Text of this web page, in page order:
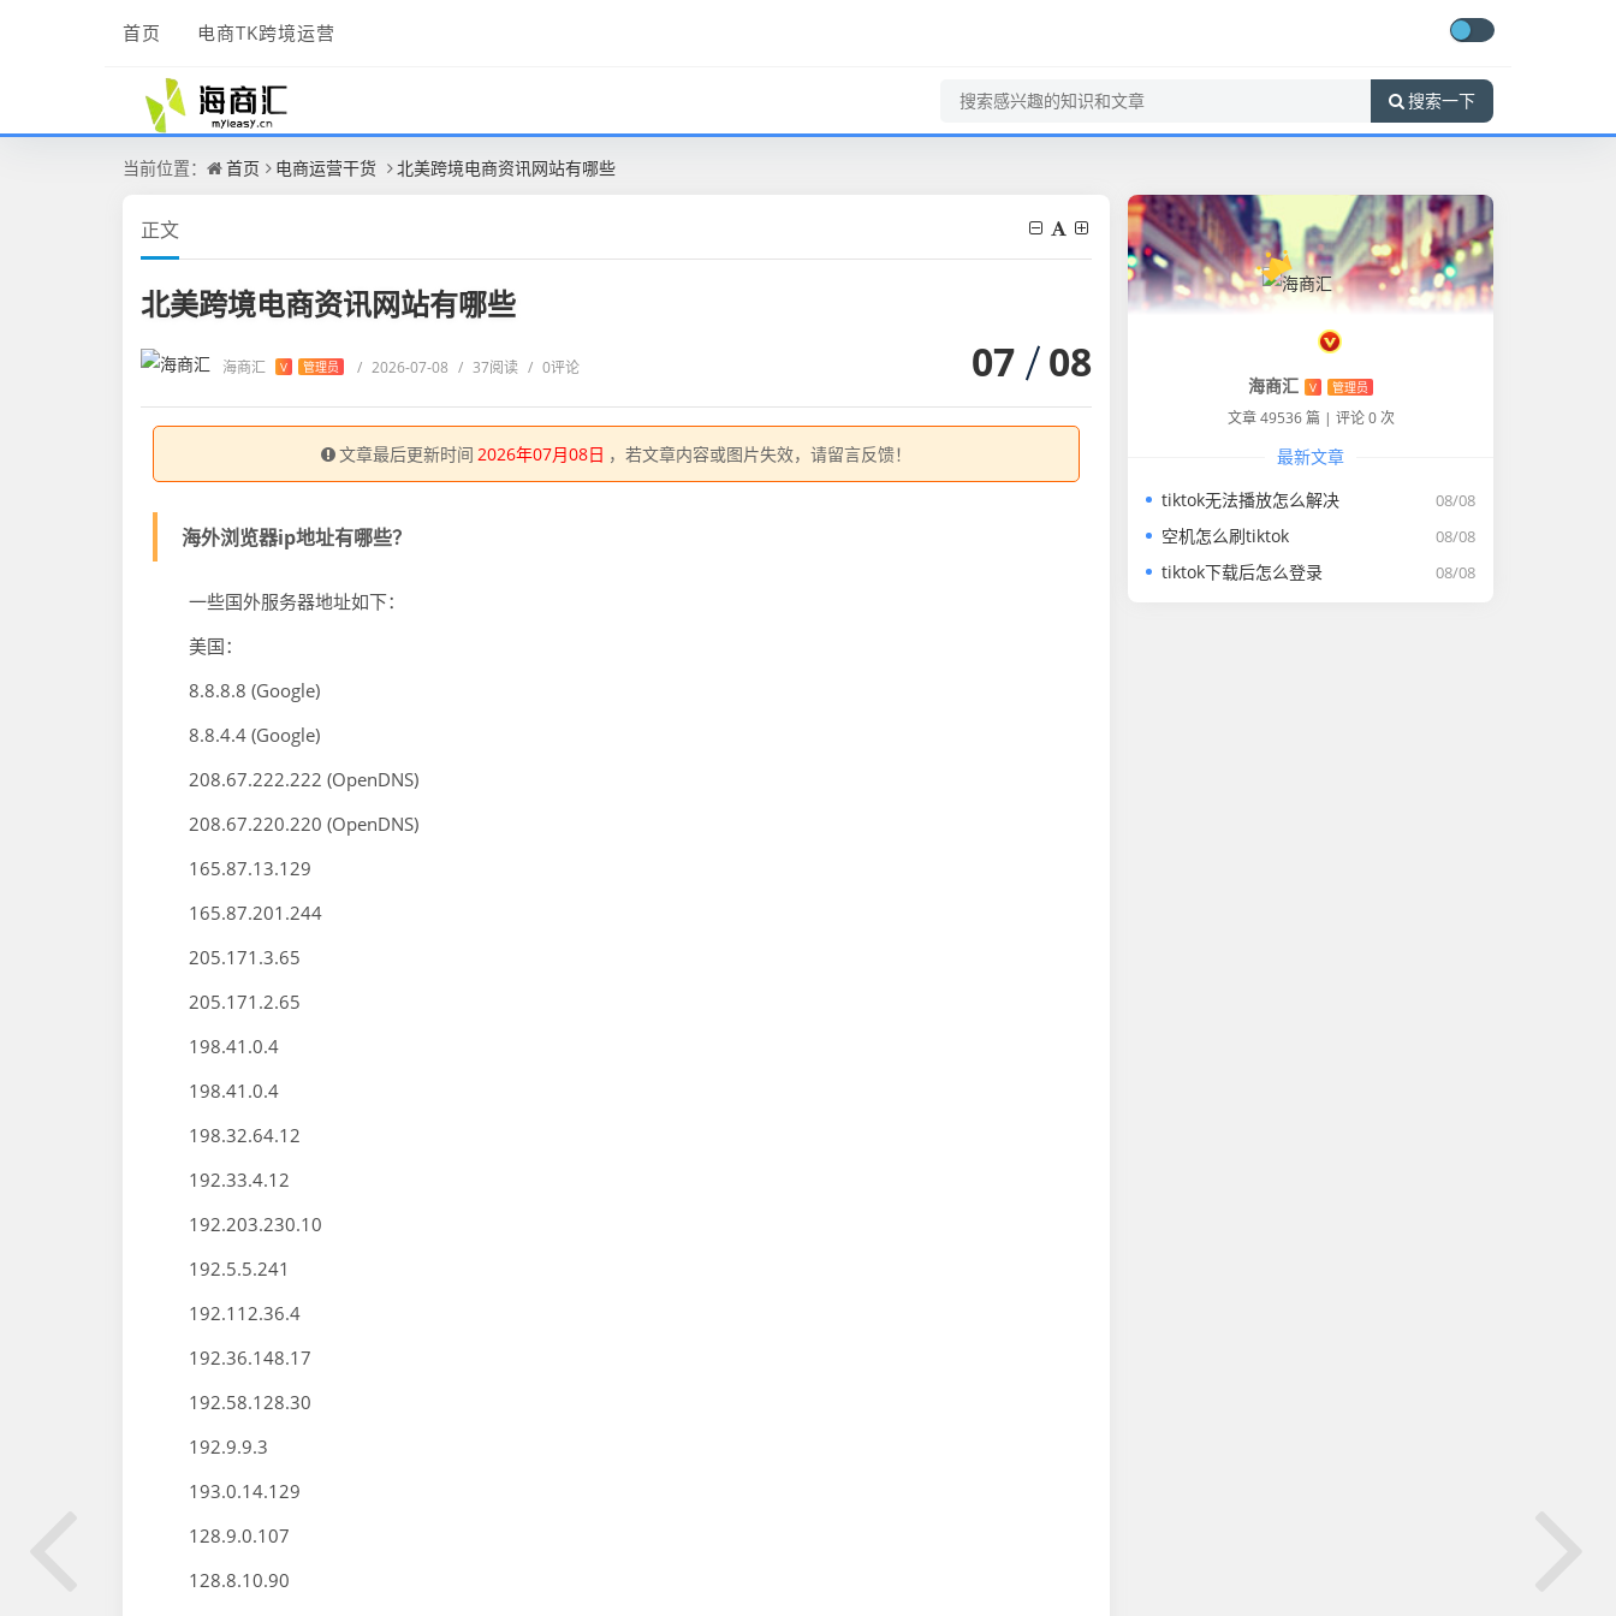
首页 电商TK跨境运营
搜索一下
当前位置： 首页 电商运营干货 北美跨境电商资讯网站有哪些
正文
北美跨境电商资讯网站有哪些
海商汇 V 管理员 / 2026-07-08 / 37阅读 / 0评论 07 08
文章最后更新时间 2026年07月08日 ，若文章内容或图片失效，请留言反馈！
海外浏览器ip地址有哪些？
一些国外服务器地址如下：
美国：
8.8.8.8 (Google)
8.8.4.4 (Google)
208.67.222.222 (OpenDNS)
208.67.220.220 (OpenDNS)
165.87.13.129
165.87.201.244
205.171.3.65
205.171.2.65
198.41.0.4
198.41.0.4
198.32.64.12
192.33.4.12
192.203.230.10
192.5.5.241
192.112.36.4
192.36.148.17
192.58.128.30
192.9.9.3
193.0.14.129
128.9.0.107
128.8.10.90
海商汇 V 管理员
文章 49536 篇 | 评论 0 次
最新文章
08/08
tiktok无法播放怎么解决
08/08
空机怎么刷tiktok
08/08
tiktok下载后怎么登录